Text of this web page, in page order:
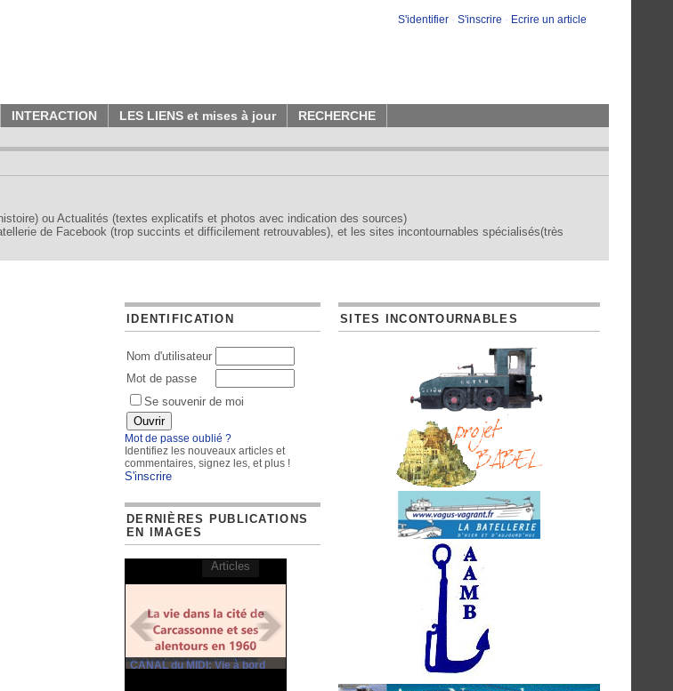
S'identifier - S'inscrire - Ecrire un article
INTERACTION LES LIENS et mises à jour RECHERCHE
ou Actualités (textes explicatifs et photos avec indication des sources)
de Facebook (trop succints et difficilement retrouvables), et les sites incontournables spécialisés(très
IDENTIFICATION
Nom d'utilisateur
Mot de passe
Se souvenir de moi
Mot de passe oublié ?
Identifiez les nouveaux articles et
commentaires, signez les, et plus !
S'inscrire
DERNIÈRES PUBLICATIONS
EN IMAGES
CANAL du MIDI: Vie à bord
Articles
SITES INCONTOURNABLES